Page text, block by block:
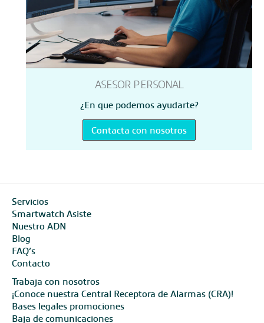
ASESOR PERSONAL
¿En que podemos ayudarte?
Contacta con nosotros
Servicios
Smartwatch Asiste
Nuestro ADN
Blog
FAQ’s
Contacto
Trabaja con nosotros
¡Conoce nuestra Central Receptora de Alarmas (CRA)!
Bases legales promociones
Baja de comunicaciones